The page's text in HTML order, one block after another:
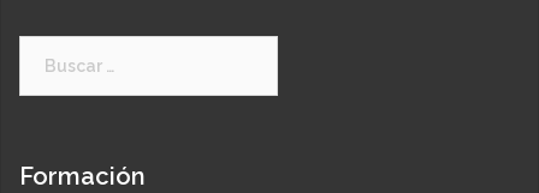
Formación